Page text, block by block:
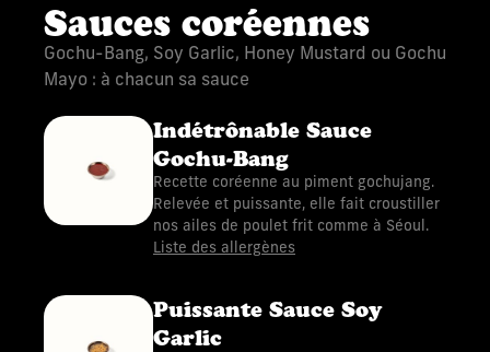
Sauces coréennes
Gochu-Bang, Soy Garlic, Honey Mustard ou Gochu
Mayo : à chacun sa sauce
Indétrônable Sauce
Gochu-Bang
Recette coréenne au piment gochujang.
Relevée et puissante, elle fait croustiller
nos ailes de poulet frit comme à Séoul.
Liste des allergènes
Puissante Sauce Soy
Garlic